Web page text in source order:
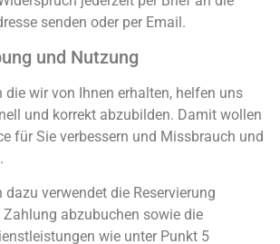
senden oder per Email.
und Nutzung
wir von Ihnen erhalten, helfen uns
und korrekt abzubilden. Damit wollen
für Sie verbessern und Missbrauch und
dazu verwendet die Reservierung
Zahlung abzubuchen sowie die
wie unter Punkt 5